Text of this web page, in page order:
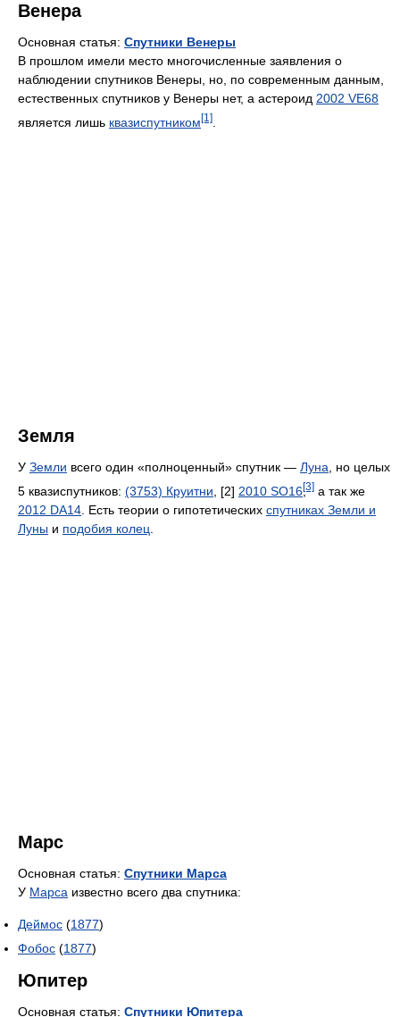
Венера
Основная статья: Спутники Венеры
В прошлом имели место многочисленные заявления о
наблюдении спутников Венеры, но, по современным данным,
естественных спутников у Венеры нет, а астероид 2002 VE68
является лишь квазиспутником [1]
Земля
У Земли всего один «полноценный» спутник — Луна , но целых
5 квазиспутников: (3753) Круитни [2] 2010 SO16,[3] а так же
2012 DA14 . Есть теории о гипотетических спутниках Земли и
Луны и подобия колец
Марс
Основная статья: Спутники Марса
У Марса известно всего два спутника:
Деймос (1877)
Фобос (1877)
Юпитер
Основная статья: Спутники Юпитера